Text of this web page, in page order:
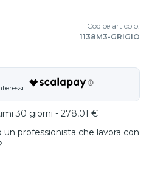
Codice articolo:
1138M3-GRIGIO
30 giorni - 278,01 €
un professionista che lavora con